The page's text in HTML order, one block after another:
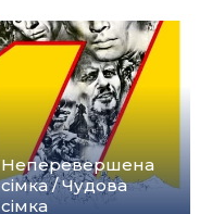
Неперевершена
сімка / Чудова
сімка